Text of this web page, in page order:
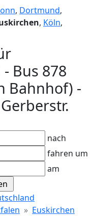
, Dortmund,
, Köln,
Bus 878
Bahnhof) -
nach
fahren um
am
Euskirchen